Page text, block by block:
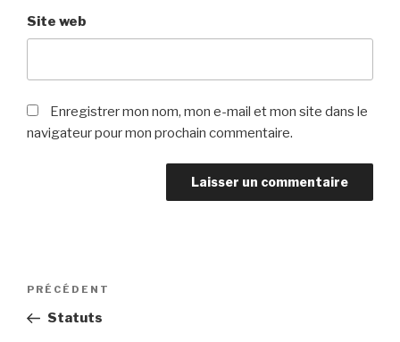
Site web
Enregistrer mon nom, mon e-mail et mon site dans le
navigateur pour mon prochain commentaire.
Navigation
l’article
Article
précédent
PRÉCÉDENT
Statuts